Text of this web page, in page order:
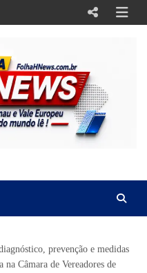
prevenção e medidas
Câmara de Vereadores de